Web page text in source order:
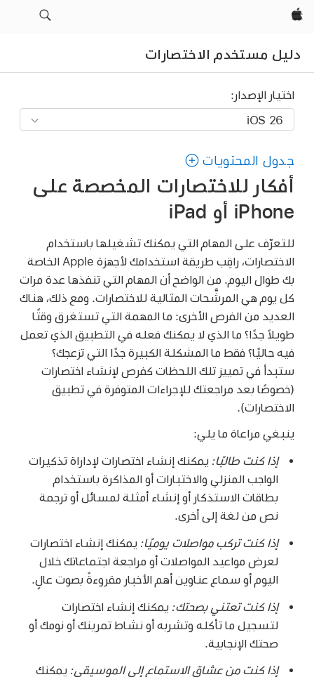
Apple‏
دليل مستخدم الاختصارات
اختيار الإصدار:
جدول المحتويات
أفكار للاختصارات المخصصة على
iPhone أو iPad
للتعرّف على المهام التي يمكنك تشغيلها باستخدام
الاختصارات، راقِب طريقة استخدامك لأجهزة Apple الخاصة
بك طوال اليوم. من الواضح أن المهام التي تنفذها عدة مرات
كل يوم هي المرشَّحات المثالية للاختصارات. ومع ذلك، هناك
العديد من الفرص الأخرى: ما المهمة التي تستغرق وقتًا
طويلاً جدًا؟ ما الذي لا يمكنك فعله في التطبيق الذي تعمل
فيه حاليًا؟ فقط ما المشكلة الكبيرة جدًا التي تزعجك؟
ستبدأ في تمييز تلك اللحظات كفرص لإنشاء اختصارات
(خصوصًا بعد مراجعتك للإجراءات المتوفرة في تطبيق
الاختصارات).
ينبغي مراعاة ما يلي:
إذا كنت طالبًا: يمكنك إنشاء اختصارات لإداراة تذكيرات
الواجب المنزلي والاختبارات أو المذاكرة باستخدام
بطاقات الاستذكار أو إنشاء أمثلة لمسائل أو ترجمة
نص من لغة إلى أخرى.
إذا كنت تركب مواصلات يوميًا: يمكنك إنشاء اختصارات
لعرض مواعيد المواصلات أو مراجعة اجتماعاتك خلال
اليوم أو سماع عناوين أهم الأخبار مقروءةً بصوت عالٍ.
إذا كنت تعتني بصحتك: يمكنك إنشاء اختصارات
لتسجيل ما تأكله وتشربه أو نشاط تمرينك أو نومك أو
صحتك الإنجابية.
إذا كنت من عشاق الاستماع إلى الموسيقى: يمكنك